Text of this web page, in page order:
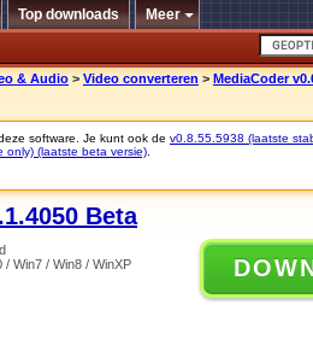
Top downloads Meer
& Audio > Video converteren > MediaCoder
software. Je kunt ook de v0.8.55.5938 (laatste
only) (laatste beta versie)
Beta
/ Win7 / Win8 / WinXP